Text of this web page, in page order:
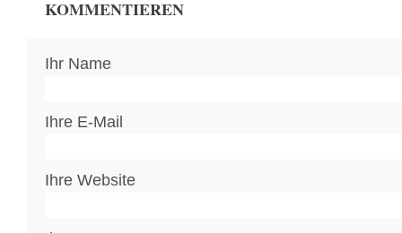
KOMMENTIEREN
Ihr Name
Ihre E-Mail
Ihre Website